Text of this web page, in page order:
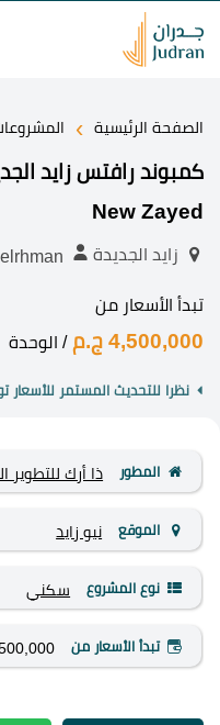
الصفحة الرئيسية ›
New Zayed
زايد الجديدة
تبدأ الأسعار من
4,500,000 ج.م / الوحدة
نظرا للتحديث المستمر للأسعار
المطور ذا أرك للتطوير
الموقع نيو زايد
نوع المشروع سكني
تبدأ الأسعار من 4,500,000